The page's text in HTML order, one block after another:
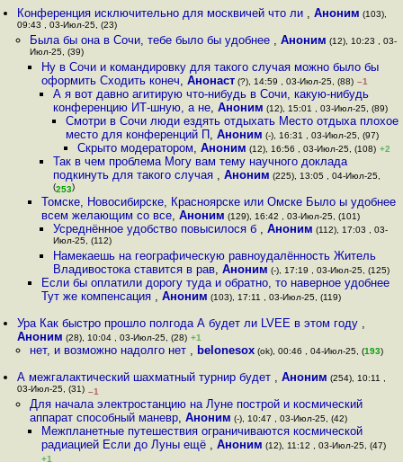
Конференция исключительно для москвичей что ли ,Аноним (103),
09:43 , 03-Июл-25, (23)
Была бы она в Сочи, тебе было бы удобнее , Аноним (12), 10:23 , 03-
Июл-25, (39)
Ну в Сочи и командировку для такого случая можно было бы
оформить Сходить конеч, Анонаст(?), 14:59 , 03-Июл-25, (88) –1
А я вот давно агитирую что-нибудь в Сочи, какую-нибудь
конференцию ИТ-шную, а не,Аноним (12), 15:01 , 03-Июл-25, (89)
Смотри в Сочи люди ездять отдыхать Место отдыха плохое
место для конференций П , Аноним (-), 16:31 , 03-Июл-25, (97)
Скрыто модератором, Аноним (12), 16:56 , 03-Июл-25, (108) +2
Так в чем проблема Могу вам тему научного доклада
подкинуть для такого случая ,Аноним (225), 13:05 , 04-Июл-25,
(253)
Томске, Новосибирске, Красноярске или Омске Было ы удобнее
всем желающим со все, Аноним (129), 16:42 , 03-Июл-25, (101)
Усреднённое удобство повысилося б ,Аноним (112), 17:03 , 03-
Июл-25, (112)
Намекаешь на географическую равноудалённость Житель
Владивостока ставится в рав,Аноним (-), 17:19 , 03-Июл-25, (125)
Если бы оплатили дорогу туда и обратно, то наверное удобнее
Тут же компенсация , Аноним (103), 17:11 , 03-Июл-25, (119)
Ура Как быстро прошло полгода А будет ли LVEE в этом году ,
Аноним (28), 10:04 , 03-Июл-25, (28) +1
нет, и возможно надолго нет , belonesox(ok), 00:46 , 04-Июл-25, (193)
А межгалактический шахматный турнир будет ,Аноним (254), 10:11 ,
03-Июл-25, (31) –1
Для начала электростанцию на Луне построй и космический
аппарат способный маневр, Аноним (-), 10:47 , 03-Июл-25, (42)
Межпланетные путешествия ограничиваются космической
радиацией Если до Луны ещё , Аноним (12), 11:12 , 03-Июл-25, (47)
+1